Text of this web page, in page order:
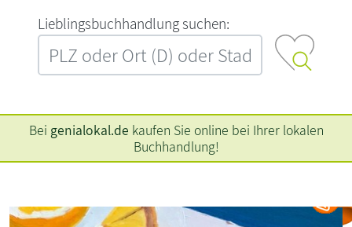
L‍i‍e‍b‍l‍i‍n‍g‍s‍b‍u‍c‍h‍h‍a‍n‍d‍l‍u‍n‍g‍ ‍s‍u‍c‍h‍e‍n‍:‍
Bei genialokal.de kaufen Sie online bei Ihrer lokalen
Buchhandlung!